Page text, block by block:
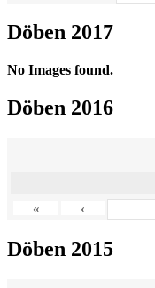
Döben 2017
No Images found.
Döben 2016
« ‹
Döben 2015